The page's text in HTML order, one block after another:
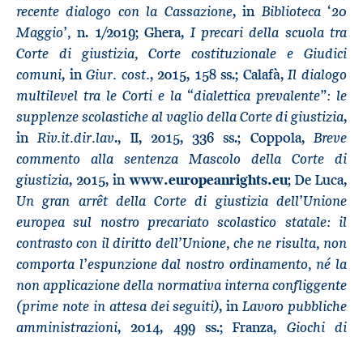
recente dialogo con la Cassazione, in Biblioteca ‘20
Maggio’, n. 1/2019; Ghera,I precari della scuola tra
Corte di giustizia, Corte costituzionale e Giudici
comuni, inGiur. cost., 2015, 158 ss.; Calafà,Il dialogo
multilevel tra le Corti e la “dialettica prevalente”: le
supplenze scolastiche al vaglio della Corte di giustizia,
inRiv.it.dir.lav., II, 2015, 336 ss.; Coppola,Breve
commento alla sentenza Mascolo della Corte di
giustizia, 2015, inwww.europeanrights.eu; De Luca,
Un gran arrêt della Corte di giustizia dell’Unione
europea sul nostro precariato scolastico statale: il
contrasto con il diritto dell’Unione, che ne risulta, non
comporta l’espunzione dal nostro ordinamento, né la
non applicazione della normativa interna confliggente
(prime note in attesa dei seguiti), inLavoro pubbliche
amministrazioni, 2014, 499 ss.; Franza, Giochi di